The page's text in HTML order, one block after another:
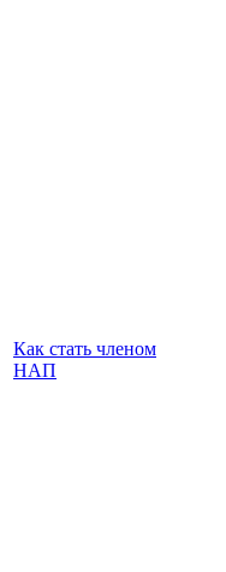
Как стать членом
НАП